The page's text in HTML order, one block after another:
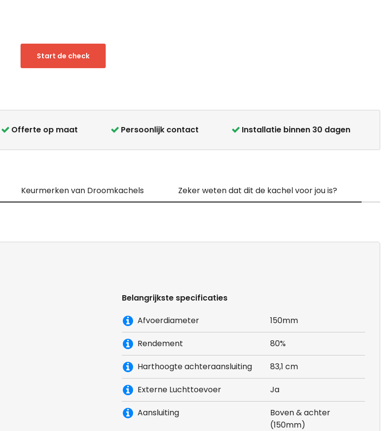
Start de check
Offerte op maat Persoonlijk contact Installatie binnen 30 dagen
Keurmerken van Droomkachels Zeker weten dat dit de kachel voor jou is?
Belangrijkste specificaties
Afvoerdiameter
150mm
Rendement 80%
Harthoogte achteraansluiting 83,1 cm
Externe Luchttoevoer Ja
Aansluiting
Boven & achter
(150mm)